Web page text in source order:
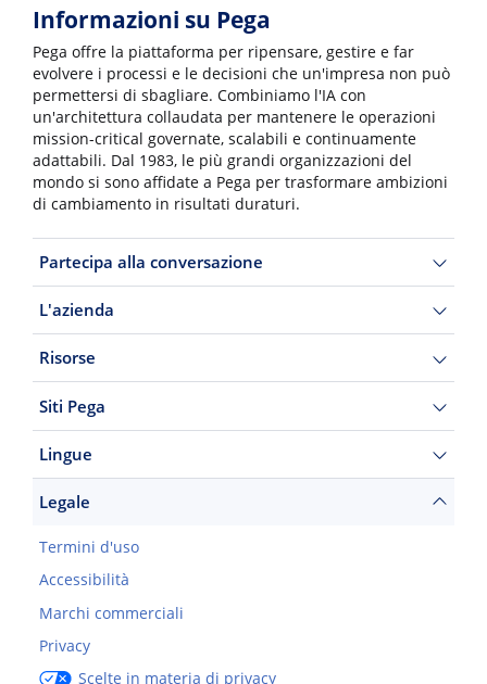
Informazioni su Pega
Pega offre la piattaforma per ripensare, gestire e far
evolvere i processi e le decisioni che un'impresa non può
permettersi di sbagliare. Combiniamo l'IA con
un'architettura collaudata per mantenere le operazioni
mission-critical governate, scalabili e continuamente
adattabili. Dal 1983, le più grandi organizzazioni del
mondo si sono affidate a Pega per trasformare ambizioni
di cambiamento in risultati duraturi.
Partecipa alla conversazione
L'azienda
Risorse
Siti Pega
Lingue
Legale
Termini d'uso
Accessibilità
Marchi commerciali
Privacy
Scelte in materia di privacy